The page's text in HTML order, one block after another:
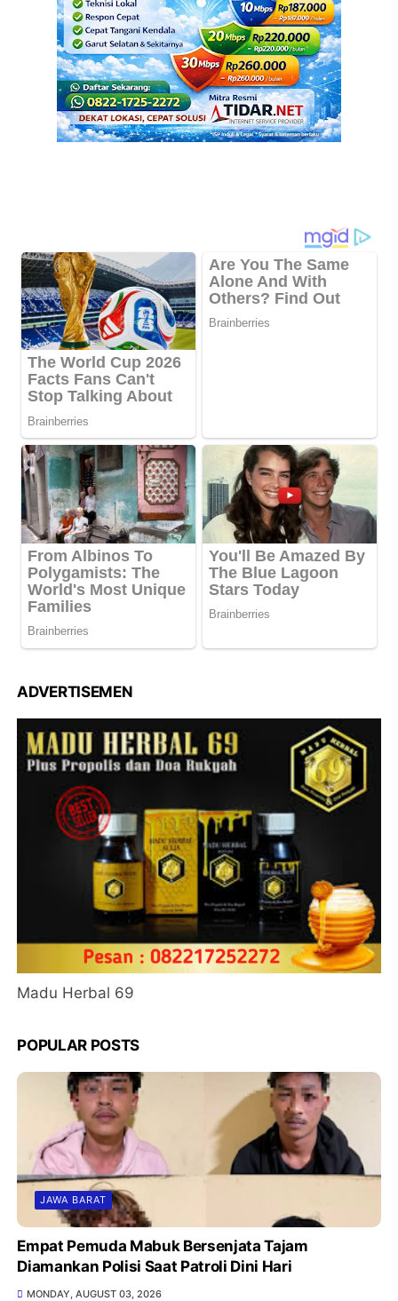
ADVERTISEMEN
Madu Herbal 69
POPULAR POSTS
JAWA BARAT
Empat Pemuda Mabuk Bersenjata Tajam
Diamankan Polisi Saat Patroli Dini Hari
MONDAY, AUGUST 03, 2026